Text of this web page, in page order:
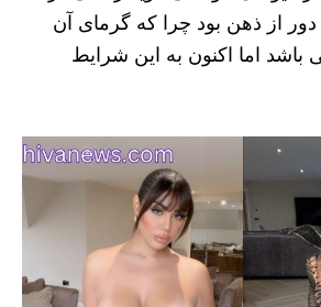
از ذهن بود چرا که گرمای آن
باشد اما اکنون به این شرایط